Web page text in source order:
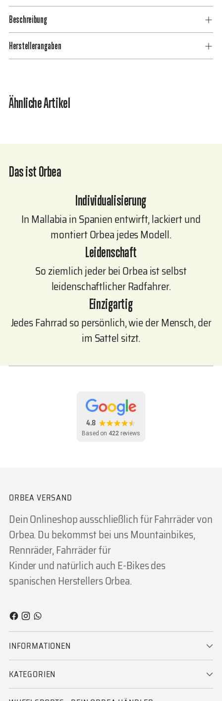
Produkt
in
den
Warenkorb
Beschreibung
Herstellerangaben
Ähnliche Artikel
Das ist Orbea
Individualisierung
In Mallabia in Spanien entwirft, lackiert und
montiert Orbea jedes Modell.
Leidenschaft
So ziemlich jeder bei Orbea ist selbst
leidenschaftlicher Radfahrer.
Einzigartig
Jedes Fahrrad so persönlich, wie der Mensch, der
im Sattel sitzt.
4.8
Based on 422reviews
ORBEA VERSAND
Dein Onlineshop ausschließlich für Fahrräder von
Orbea. Du bekommst bei uns Mountainbikes,
Rennräder, Fahrräder für
Kinder und natürlich auch E-Bikes des
spanischen Herstellers Orbea.
INFORMATIONEN
KATEGORIEN